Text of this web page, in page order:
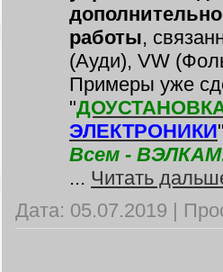
работы,
(Ауди), VW
Примеры уже
"
ЭЛЕКТРОНИКИ
Всем -
... Читать
Дата: 05.07.2019 |